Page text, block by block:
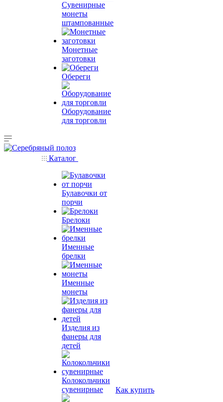
Сувенирные
монеты
штампованные
Монетные
заготовки
Обереги
Оборудование
для торговли
Каталог
Булавочки от
порчи
Брелоки
Именные
брелки
Именные
монеты
Изделия из
фанеры для
детей
Колокольчики
сувенирные
Как купить